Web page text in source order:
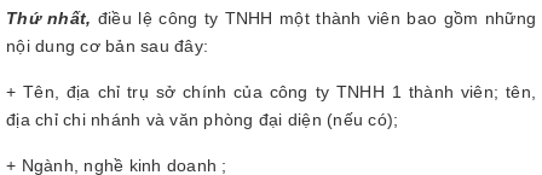
Thứ nhất, điều lệ công ty TNHH một thành viên bao gồm những
nội dung cơ bản sau đây:
+ Tên, địa chỉ trụ sở chính của công ty TNHH 1 thành viên; tên,
địa chỉ chi nhánh và văn phòng đại diện (nếu có);
+ Ngành, nghề kinh doanh ;